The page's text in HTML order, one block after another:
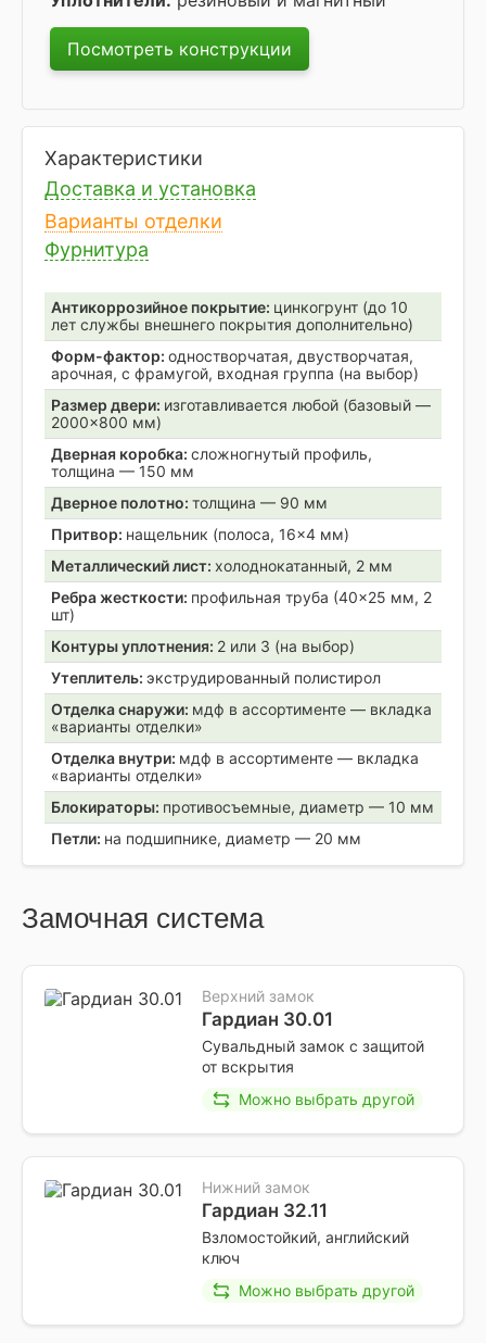
Посмотреть конструкции
Характеристики
Доставка и установка
Варианты отделки
Фурнитура
Антикоррозийное покрытие: цинкогрунт (до 10
лет службы внешнего покрытия дополнительно)
Форм-фактор: одностворчатая, двустворчатая,
арочная, с фрамугой, входная группа (на выбор)
Размер двери: изготавливается любой (базовый —
2000×800 мм)
Дверная коробка: сложногнутый профиль,
толщина — 150 мм
Дверное полотно: толщина — 90 мм
Притвор: нащельник (полоса, 16×4 мм)
Металлический лист: холоднокатанный, 2 мм
Ребра жесткости: профильная труба (40×25 мм, 2
шт)
Контуры уплотнения: 2 или 3 (на выбор)
Утеплитель: экструдированный полистирол
Отделка снаружи: мдф в ассортименте — вкладка
«варианты отделки»
Отделка внутри: мдф в ассортименте — вкладка
«варианты отделки»
Блокираторы: противосъемные, диаметр — 10 мм
Петли: на подшипнике, диаметр — 20 мм
Замочная система
Верхний замок
Гардиан 30.01
Сувальдный замок с защитой
от вскрытия
Можно выбрать другой
Нижний замок
Гардиан 32.11
Взломостойкий, английский
ключ
Можно выбрать другой